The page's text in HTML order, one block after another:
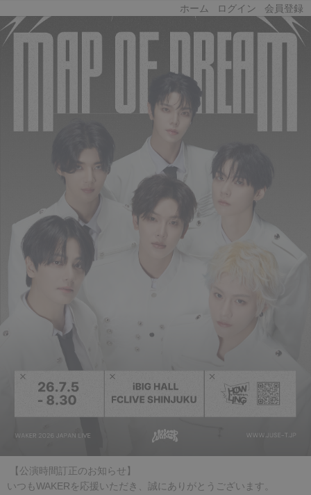
ホーム ログイン 会員登録
【公演時間訂正のお知らせ】
いつもWAKERを応援いただき、誠にありがとうございます。